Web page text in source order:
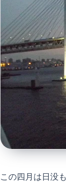
この四月は日没